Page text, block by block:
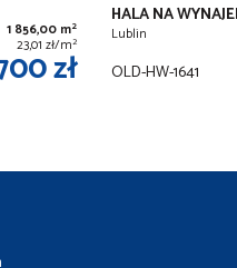
1 856,00 m2
23,01 zł/m2
zł
HALA NA
Lublin
OLD-HW-1641